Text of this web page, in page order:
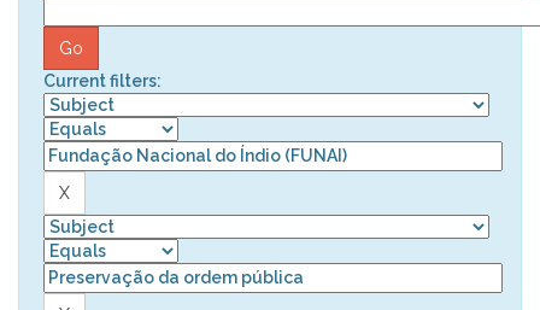
Current filters: